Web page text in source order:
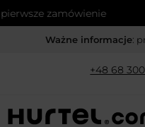
zamówienie
Ważne informacje:
+48 68